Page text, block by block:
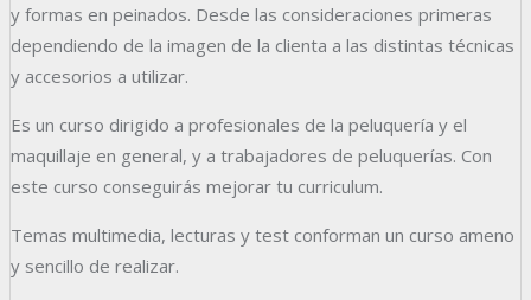
y formas en peinados. Desde las consideraciones primeras
dependiendo de la imagen de la clienta a las distintas técnicas
y accesorios a utilizar.
Es un curso dirigido a profesionales de la peluquería y el
maquillaje en general, y a trabajadores de peluquerías. Con
este curso conseguirás mejorar tu curriculum.
Temas multimedia, lecturas y test conforman un curso ameno
y sencillo de realizar.